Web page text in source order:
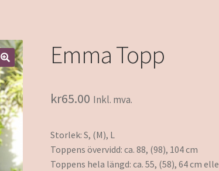
Emma Topp
kr65.00 Inkl. mva.
Storlek: S, (M), L
Toppens övervidd: ca. 88, (98), 104 cm
Toppens hela längd: ca. 55, (58), 64 cm